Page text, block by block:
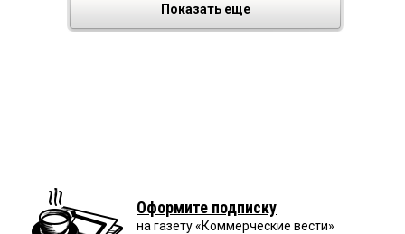
Показать еще
Оформите подписку
на газету «Коммерческие вести»